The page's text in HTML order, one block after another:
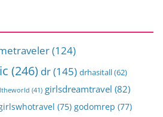
(124)
(246) dr(145) drhasitall(62)
(41) girlsdreamtravel (82)
(75) godomrep (77)